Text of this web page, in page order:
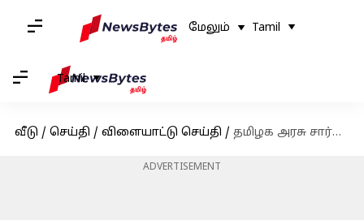
மேலும் Tamil
Tamil
வீடு / செய்தி / விளையாட்டு செய்தி / தமிழக அரசு சார்பில் உலக செஸ் சாம்பியன் டி.குகேஷுக்கு இன்று பாராட்டு விழா
ADVERTISEMENT